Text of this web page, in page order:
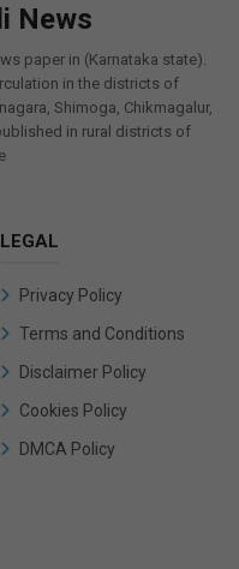
News
paper in (Karnataka state).
in the districts of
Shimoga, Chikmagalur,
in rural districts of
LEGAL
Privacy Policy
Terms and Conditions
Disclaimer Policy
Cookies Policy
DMCA Policy